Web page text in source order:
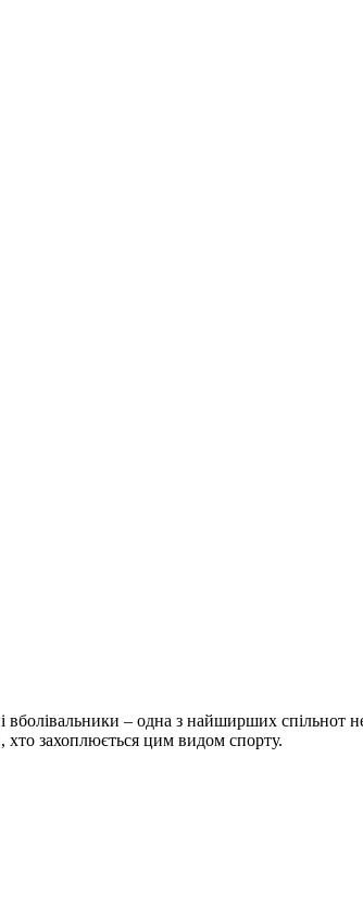
– одна з найширших спільнот
хто захоплюється цим видом спорту.